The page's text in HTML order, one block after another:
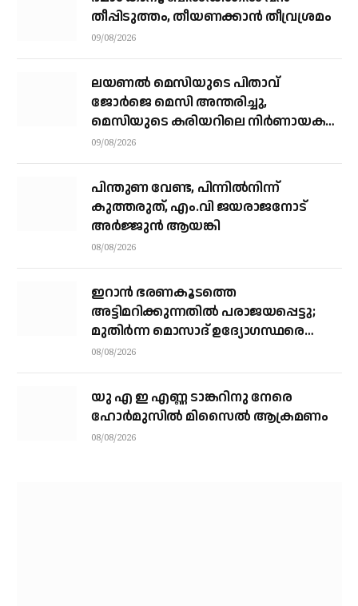
തീപ്പിടുത്തം, തീയണക്കാൻ തീവ്രശ്രമം
09/08/2026
ലയണൽ മെസിയുടെ പിതാവ്
ജോർജെ മെസി അന്തരിച്ചു, ​
മെസിയുടെ കരിയറിലെ നിർണായക
ശക്തി
09/08/2026
പിന്തുണ വേണ്ട, പിന്നിൽനിന്ന്
കുത്തരുത്, എം.വി ജയരാജനോട്
അർജ്ജുൻ ആയങ്കി
08/08/2026
ഇറാന്‍ ഭരണകൂടത്തെ
അട്ടിമറിക്കുന്നതില്‍ പരാജയപ്പെട്ടു;
മുതിര്‍ന്ന മൊസാദ് ഉദ്യോഗസ്ഥരെ
പിരിച്ചുവിട്ടു
08/08/2026
യു എ ഇ എണ്ണ ടാങ്കറിനു നേരെ
ഹോര്‍മുസില്‍ മിസൈല്‍ ആക്രമണം
08/08/2026